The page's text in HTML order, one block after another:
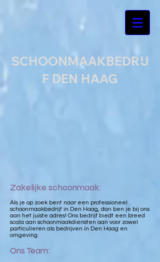
SCHOONMAAKBEDRIJ
F DEN HAAG
Zakelijke schoonmaak:
Als je op zoek bent naar een professioneel
schoonmaakbedrijf in Den Haag, dan ben je bij ons
aan het juiste adres! Ons bedrijf biedt een breed
scala aan schoonmaakdiensten aan voor zowel
particulieren als bedrijven in Den Haag en
omgeving.
Ons Team: